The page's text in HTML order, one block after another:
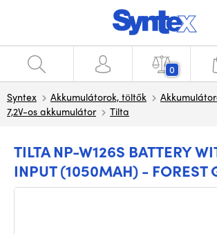
0
Syntex Akkumulátorok, töltők
7,2V-os akkumulátor
Tilta
TILTA NP-W126S BATTERY
INPUT (1050MAH) - FOREST